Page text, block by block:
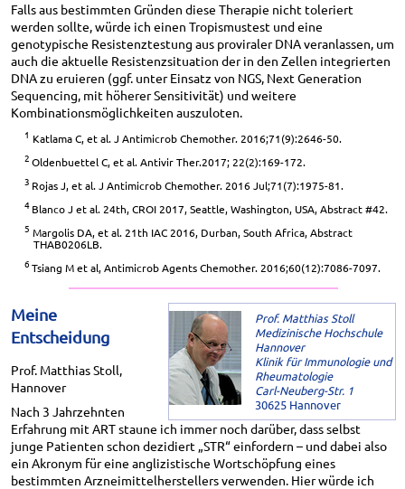
Falls aus bestimmten Gründen diese Therapie nicht toleriert
werden sollte, würde ich einen Tropismustest und eine
genotypische Resistenztestung aus proviraler DNA veranlassen, um
auch die aktuelle Resistenzsituation der in den Zellen integrierten
DNA zu eruieren (ggf. unter Einsatz von NGS, Next Generation
Sequencing, mit höherer Sensitivität) und weitere
Kombinationsmöglichkeiten auszuloten.
1 Katlama C, et al. J Antimicrob Chemother. 2016;71(9):2646-50.
2 Oldenbuettel C, et al. Antivir Ther.2017; 22(2):169-172.
3 Rojas J, et al. J Antimicrob Chemother. 2016 Jul;71(7):1975-81.
4 Blanco J et al. 24th, CROI 2017, Seattle, Washington, USA, Abstract #42.
5 Margolis DA, et al. 21th IAC 2016, Durban, South Africa, Abstract
THAB0206LB.
6 Tsiang M et al, Antimicrob Agents Chemother. 2016;60(12):7086-7097.
Prof. Matthias Stoll
Medizinische Hochschule
Hannover
Klinik für Immunologie und
Rheumatologie
Carl-Neuberg-Str. 1
30625 Hannover
Meine
Entscheidung
Prof. Matthias Stoll,
Hannover
Nach 3 Jahrzehnten
Erfahrung mit ART staune ich immer noch darüber, dass selbst
junge Patienten schon dezidiert „STR“ einfordern – und dabei also
ein Akronym für eine anglizistische Wortschöpfung eines
bestimmten Arzneimittelherstellers verwenden. Hier würde ich